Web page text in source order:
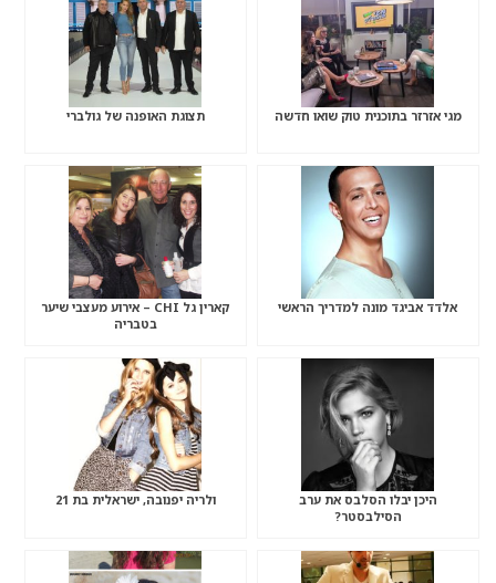
מגי אזרזר בתוכנית טוק שואו חדשה תצוגת האופנה של גולברי
אלדד אביגד מונה למדריך הראשי
קארין גל CHI – אירוע מעצבי שיער
בטבריה
היכן יבלו הסלבס את ערב
הסילבסטר?
ולריה יפנובה, ישראלית בת 21